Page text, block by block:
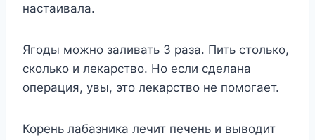
настаивала.
Ягоды можно заливать 3 раза. Пить столько,
сколько и лекарство. Но если сделана
операция, увы, это лекарство не помогает.
Корень лабазника лечит печень и выводит